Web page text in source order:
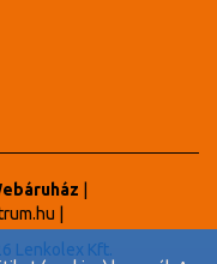
Lenkolex Kft.